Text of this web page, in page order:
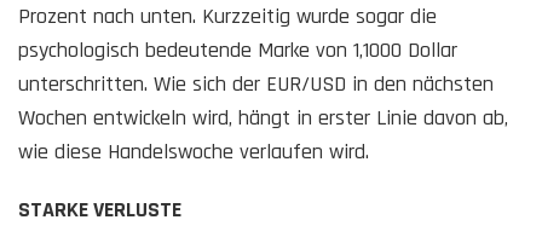
Prozent nach unten. Kurzzeitig wurde sogar die
psychologisch bedeutende Marke von 1,1000 Dollar
unterschritten. Wie sich der EUR/USD in den nächsten
Wochen entwickeln wird, hängt in erster Linie davon ab,
wie diese Handelswoche verlaufen wird.
STARKE VERLUSTE